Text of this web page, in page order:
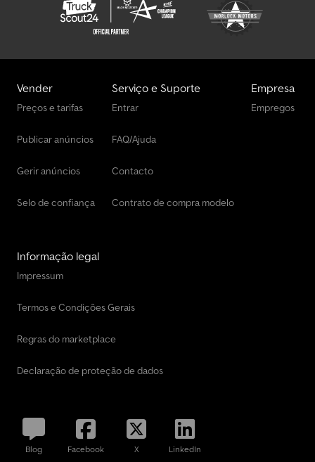
Vender
Preços e tarifas
Publicar anúncios
Gerir anúncios
Selo de confiança
Serviço e Suporte
Entrar
FAQ/Ajuda
Contacto
Contrato de compra modelo
Empresa
Empregos
Informação legal
Impressum
Termos e Condições Gerais
Regras do marketplace
Declaração de proteção de dados
Blog Facebook X LinkedIn